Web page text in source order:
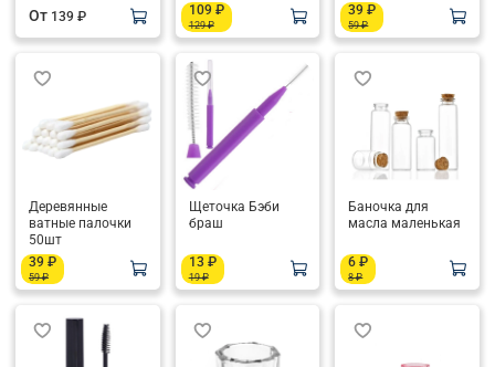
От 139 ₽
109 ₽
129 ₽
39 ₽
59 ₽
Деревянные
ватные палочки
50шт
39 ₽
59 ₽
Щеточка Бэби
браш
13 ₽
19 ₽
Баночка для
масла маленькая
6 ₽
8 ₽